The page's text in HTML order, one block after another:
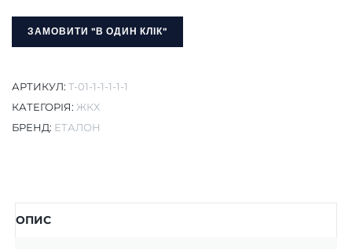
ЗАМОВИТИ "В ОДИН КЛІК"
АРТИКУЛ: T-01-1-1-1-1-1
КАТЕГОРІЯ: ЖКХ
БРЕНД: ЕТАЛОН
ОПИС